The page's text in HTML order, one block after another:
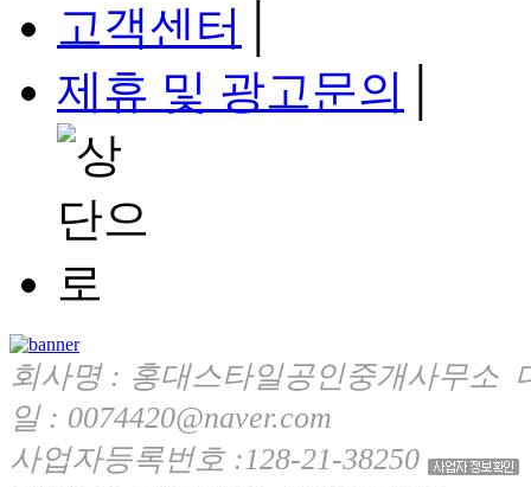
고객센터
제휴 및 광고문의
회사명 : 홍대스타일공인중개사무소
일 : 0074420@naver.com
사업자등록번호 :128-21-38250